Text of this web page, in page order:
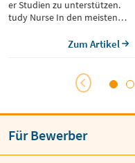
Studien zu unterstützen.
Nurse In den meisten
Nurse zu starten, eine
Zum Artikel
Für Bewerber